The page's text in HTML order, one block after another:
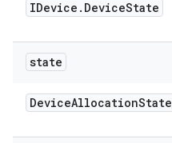
IDevice . DeviceState
state
DeviceAllocationState